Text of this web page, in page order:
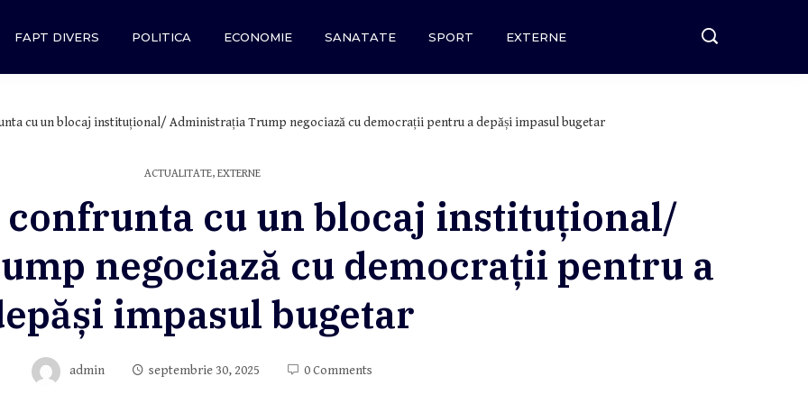
FAPT DIVERS POLITICA ECONOMIE SANATATE SPORT EXTERNE
cu un blocaj instituțional/ Administrația Trump negociază cu democrații pentru a depăși impasul bugetar
ACTUALITATE, EXTERNE
confrunta cu un blocaj instituțional/
negociază cu democrații pentru a
impasul bugetar
admin septembrie 30, 2025 0 Comments